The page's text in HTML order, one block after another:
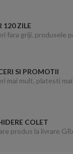
120 ZILE
fara griji, produsele
SI PROMOTII
mai mult, platesti
COLET
produs la livrare